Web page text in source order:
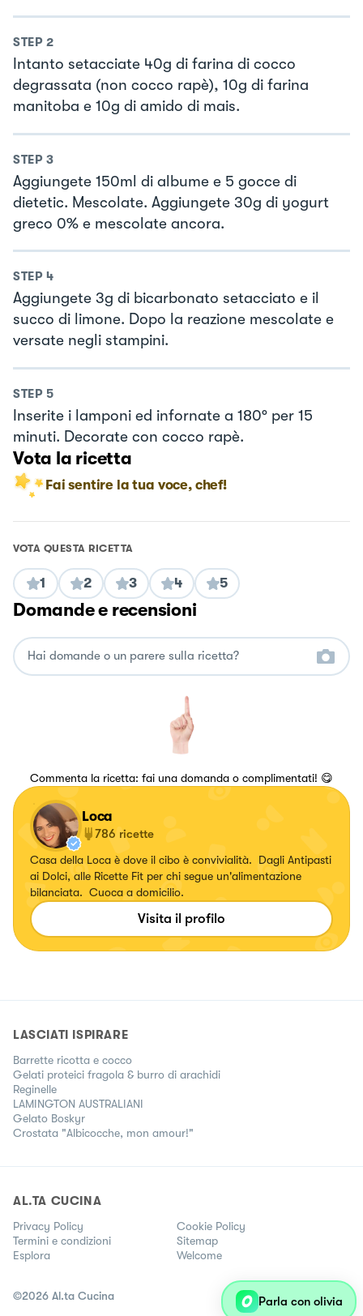
STEP 2
Intanto setacciate 40g di farina di cocco
degrassata (non cocco rapè), 10g di farina
manitoba e 10g di amido di mais.
STEP 3
Aggiungete 150ml di albume e 5 gocce di
dietetic. Mescolate. Aggiungete 30g di yogurt
greco 0% e mescolate ancora.
STEP 4
Aggiungete 3g di bicarbonato setacciato e il
succo di limone. Dopo la reazione mescolate e
versate negli stampini.
STEP 5
Inserite i lamponi ed infornate a 180° per 15
minuti. Decorate con cocco rapè.
Vota la ricetta
Fai sentire la tua voce, chef!
VOTA QUESTA RICETTA
1 2 3 4 5
Domande e recensioni
Commenta la ricetta: fai una domanda o complimentati! 😋
Loca
786 ricette
Casa della Loca è dove il cibo è convivialità. Dagli Antipasti
ai Dolci, alle Ricette Fit per chi segue un'alimentazione
bilanciata. Cuoca a domicilio.
Visita il profilo
LASCIATI ISPIRARE
Barrette ricotta e cocco
Gelati proteici fragola & burro di arachidi
Reginelle
LAMINGTON AUSTRALIANI
Gelato Boskyr
Crostata "Albicocche, mon amour!"
AL.TA CUCINA
Privacy Policy
Cookie Policy
Termini e condizioni
Sitemap
Esplora
Welcome
©2026 Al.ta Cucina Parla con olivia